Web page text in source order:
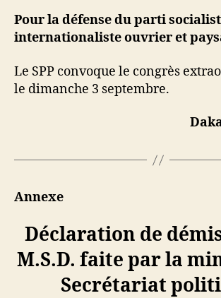
Pour la défense du parti
internationaliste ouvrier et
Le SPP convoque le congrès
le dimanche 3 septembre.
Annexe
Déclaration de
M.S.D. faite par la
Secrétariat